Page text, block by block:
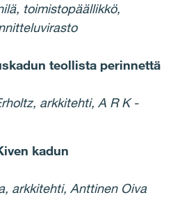
toimistopäällikkö,
teollista perinnettä
arkkitehti, A R K -
kadun
arkkitehti, Anttinen Oiva